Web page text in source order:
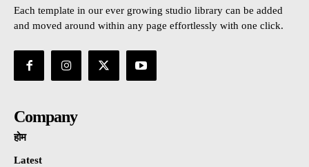
Each template in our ever growing studio library can be added
and moved around within any page effortlessly with one click.
Company
होम
Latest